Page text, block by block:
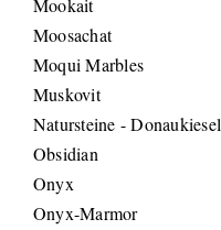
Mookait
Moosachat
Moqui Marbles
Muskovit
Natursteine - Donaukiesel
Obsidian
Onyx
Onyx-Marmor